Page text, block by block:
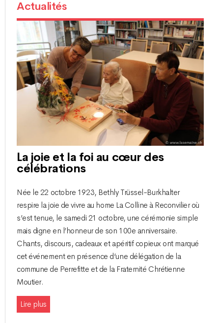
Actualités
La joie et la foi au cœur des
célébrations
Née le 22 octobre 1923, Bethly Trüssel-Burkhalter
respire la joie de vivre au home La Colline à Reconvilier où
s’est tenue, le samedi 21 octobre, une cérémonie simple
mais digne en l’honneur de son 100e anniversaire.
Chants, discours, cadeaux et apéritif copieux ont marqué
cet événement en présence d’une délégation de la
commune de Perrefitte et de la Fraternité Chrétienne
Moutier.
Lire plus